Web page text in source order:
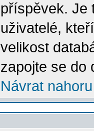
příspěvek. Je
uživatelé,
velikost
zapojte se do
Návrat nahoru